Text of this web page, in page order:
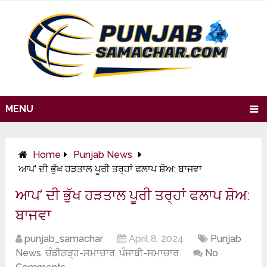
MENU
Home
Punjab News
ਆਪ’ ਦੀ ਭੁੱਖ ਹੜਤਾਲ ਪੂਰੀ ਤਰ੍ਹਾਂ ਫਲਾਪ ਸ਼ੋਅ: ਬਾਜਵਾ
ਆਪ’ ਦੀ ਭੁੱਖ ਹੜਤਾਲ ਪੂਰੀ ਤਰ੍ਹਾਂ ਫਲਾਪ ਸ਼ੋਅ:
ਬਾਜਵਾ
punjab_samachar April 8, 2024
Punjab
News,ਚੰਡੀਗੜ੍ਹ-ਸਮਾਚਾਰ,ਪੰਜਾਬੀ-ਸਮਾਚਾਰ
No